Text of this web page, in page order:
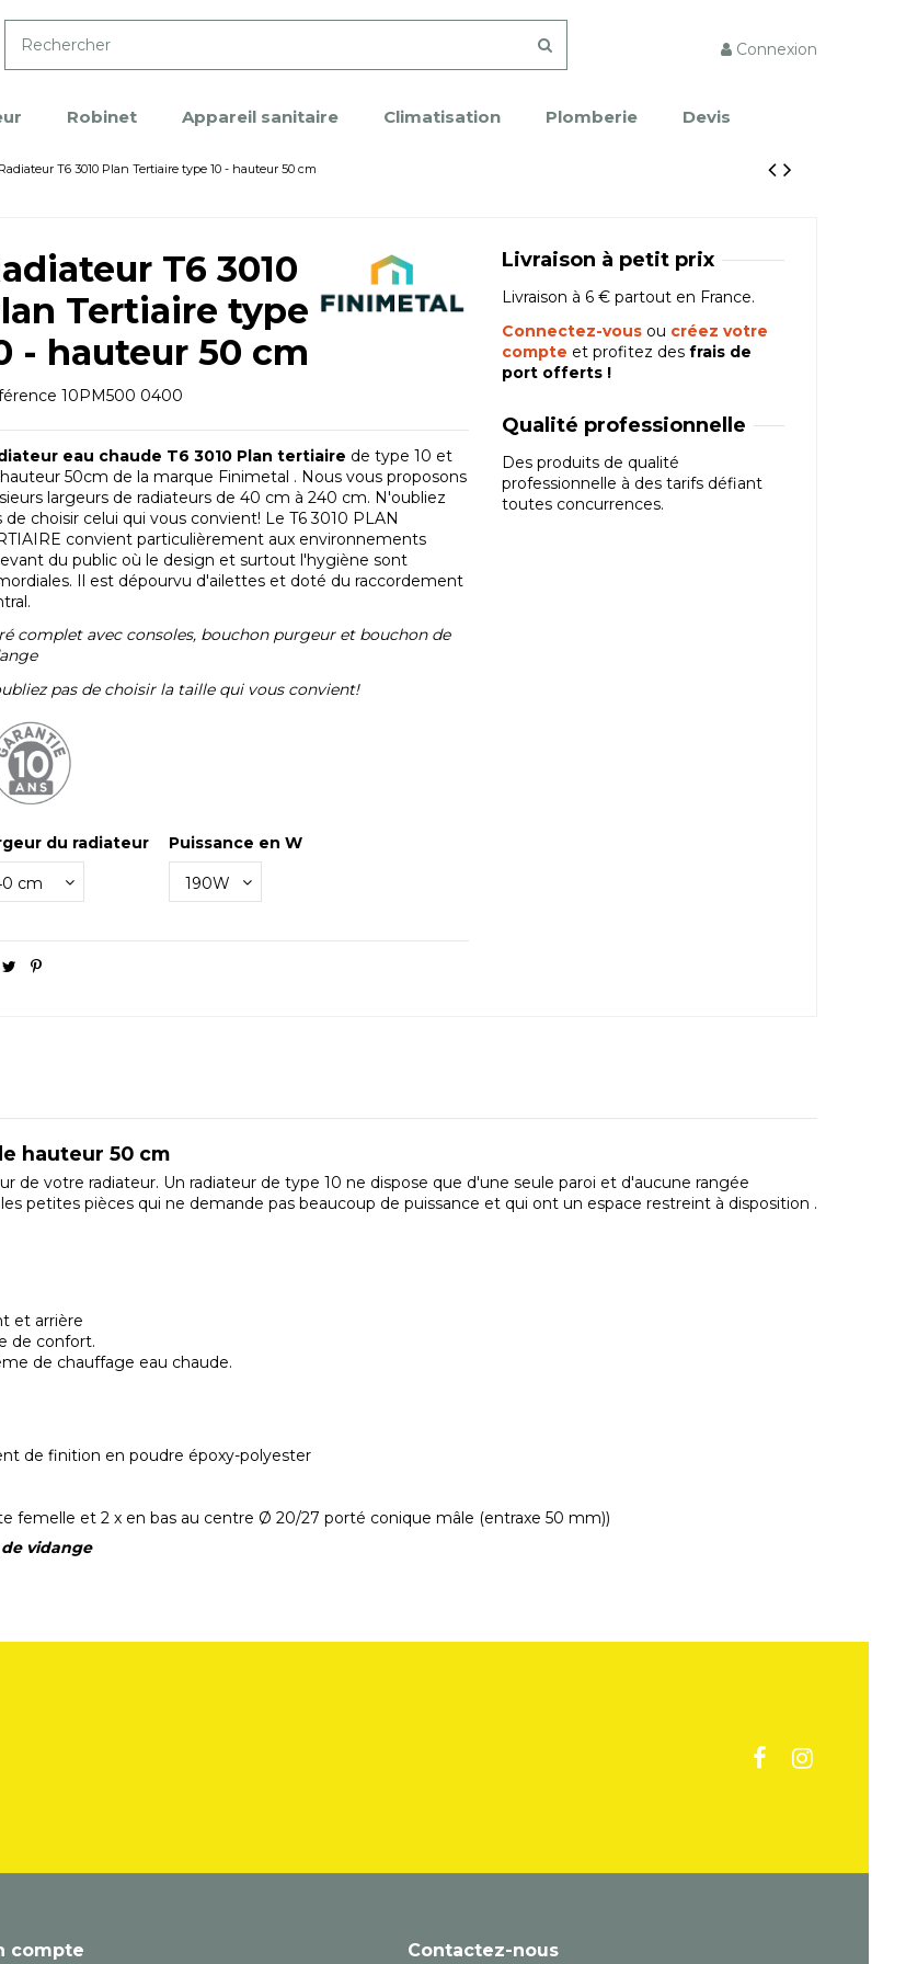
Connexion
Robinet Appareil sanitaire Climatisation Plomberie Devis
Radiateur T6 3010 Plan Tertiaire type 10 - hauteur 50 cm
T6 3010
Tertiaire type
- hauteur 50 cm
10PM500 0400
eau chaude T6 3010 Plan tertiaire de type 10 et
50cm de la marque Finimetal . Nous vous proposons
largeurs de radiateurs de 40 cm à 240 cm. N'oubliez
de choisir celui qui vous convient! Le T6 3010 PLAN
convient particulièrement aux environnements
du public où le design et surtout l'hygiène sont
Il est dépourvu d'ailettes et doté du raccordement
complet avec consoles, bouchon purgeur et bouchon de
pas de choisir la taille qui vous convient!
du radiateur Puissance en W
Livraison à petit prix
Livraison à 6 € partout en France.
Connectez-vous ou créez votre
compte et profitez desfrais de
port offerts !
Qualité professionnelle
Des produits de qualité
professionnelle à des tarifs défiant
toutes concurrences.
hauteur 50 cm
de votre radiateur. Un radiateur de type 10 ne dispose que d'une seule paroi et d'aucune rangée
petites pièces qui ne demande pas beaucoup de puissance et qui ont un espace restreint à disposition .
et arrière
de confort.
de chauffage eau chaude.
de finition en poudre époxy-polyester
femelle et 2 x en bas au centre Ø 20/27 porté conique mâle (entraxe 50 mm))
vidange
compte Contactez-nous